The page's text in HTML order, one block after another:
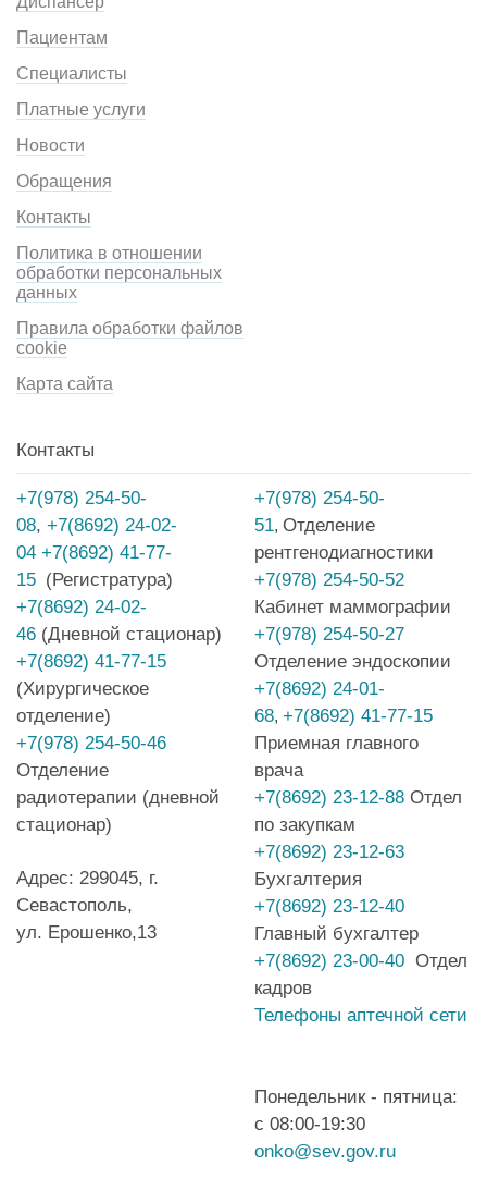
Пациентам
Специалисты
Платные услуги
Новости
Обращения
Контакты
Политика в отношении
обработки персональных
данных
Правила обработки файлов
cookie
Карта сайта
Контакты
+7(978) 254-50-
08, +7(8692) 24-02-
04 +7(8692) 41-77-
15 (Регистратура)
+7(8692) 24-02-
46 (Дневной стационар)
+7(8692) 41-77-15
(Хирургическое
отделение)
+7(978) 254-50-46
Отделение
радиотерапии (дневной
стационар)
Адрес: 299045, г.
Севастополь,
ул. Ерошенко,13
+7(978) 254-50-
51, Отделение
рентгенодиагностики
+7(978) 254-50-52
Кабинет маммографии
+7(978) 254-50-27
Отделение эндоскопии
+7(8692) 24-01-
68, +7(8692) 41-77-15
Приемная главного
врача
+7(8692) 23-12-88 Отдел
по закупкам
+7(8692) 23-12-63
Бухгалтерия
+7(8692) 23-12-40
Главный бухгалтер
+7(8692) 23-00-40 Отдел
кадров
Телефоны аптечной сети
Понедельник - пятница:
с 08:00-19:30
onko@sev.gov.ru